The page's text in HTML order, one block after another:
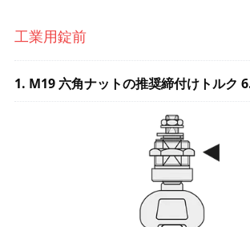
工業用錠前
1. M19 六角ナットの推奨締付けトルク